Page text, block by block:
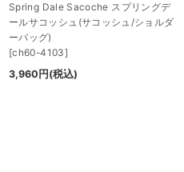
Spring Dale Sacoche スプリングデ
ールサコッシュ(サコッシュ/ショルダ
ーバッグ)
[ch60-4103]
3,960 円 (税込)